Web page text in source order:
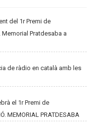
del 1r Premi de
Pratdesaba a
de ràdio en català amb les
el 1r Premi de
MEMORIAL PRATDESABA